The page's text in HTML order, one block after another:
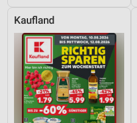
Kaufland